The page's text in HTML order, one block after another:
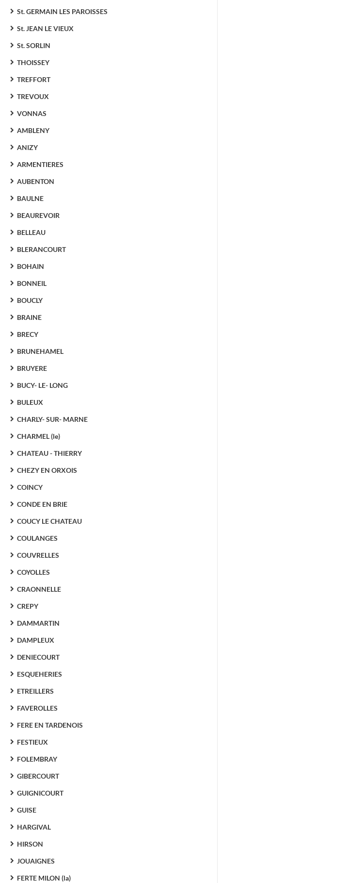
St. GERMAIN LES PAROISSES
St. JEAN LE VIEUX
St. SORLIN
THOISSEY
TREFFORT
TREVOUX
VONNAS
AMBLENY
ANIZY
ARMENTIERES
AUBENTON
BAULNE
BEAUREVOIR
BELLEAU
BLERANCOURT
BOHAIN
BONNEIL
BOUCLY
BRAINE
BRECY
BRUNEHAMEL
BRUYERE
BUCY- LE- LONG
BULEUX
CHARLY- SUR- MARNE
CHARMEL (le)
CHATEAU - THIERRY
CHEZY EN ORXOIS
COINCY
CONDE EN BRIE
COUCY LE CHATEAU
COULANGES
COUVRELLES
COYOLLES
CRAONNELLE
CREPY
DAMMARTIN
DAMPLEUX
DENIECOURT
ESQUEHERIES
ETREILLERS
FAVEROLLES
FERE EN TARDENOIS
FESTIEUX
FOLEMBRAY
GIBERCOURT
GUIGNICOURT
GUISE
HARGIVAL
HIRSON
JOUAIGNES
FERTE MILON (la)